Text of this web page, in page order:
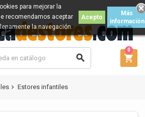
 
0
para mejorar la
recomendamos aceptar
la navegación.
Acepto
Más
información
 Estores infantiles